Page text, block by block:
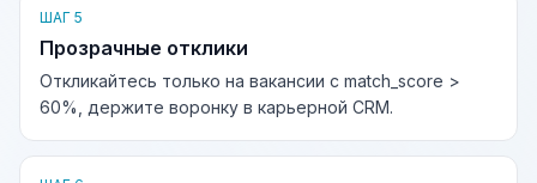
ШАГ 5
Прозрачные отклики
Откликайтесь только на вакансии с match_score >
60%, держите воронку в карьерной CRM.